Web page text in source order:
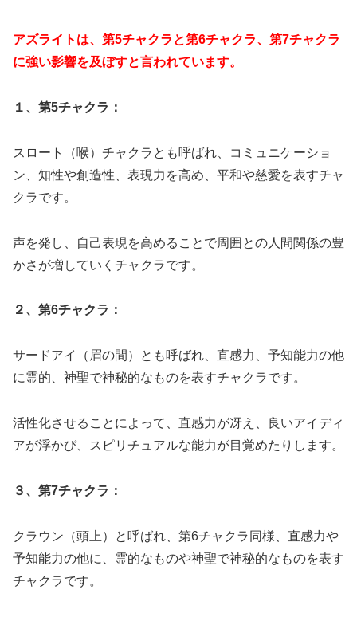
アズライトは、第5チャクラと第6チャクラ、第7チャクラ
に強い影響を及ぼすと言われています。
１、第5チャクラ：
スロート（喉）チャクラとも呼ばれ、コミュニケーショ
ン、知性や創造性、表現力を高め、平和や慈愛を表すチャ
クラです。
声を発し、自己表現を高めることで周囲との人間関係の豊
かさが増していくチャクラです。
２、第6チャクラ：
サードアイ（眉の間）とも呼ばれ、直感力、予知能力の他
に霊的、神聖で神秘的なものを表すチャクラです。
活性化させることによって、直感力が冴え、良いアイディ
アが浮かび、スピリチュアルな能力が目覚めたりします。
３、第7チャクラ：
クラウン（頭上）と呼ばれ、第6チャクラ同様、直感力や
予知能力の他に、霊的なものや神聖で神秘的なものを表す
チャクラです。